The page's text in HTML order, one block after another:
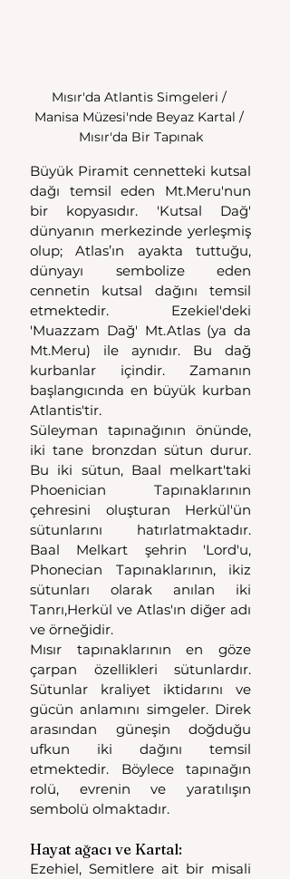
Mısır'da Atlantis Simgeleri /
Manisa Müzesi'nde Beyaz Kartal /
Mısır'da Bir Tapınak
Büyük Piramit cennetteki kutsal
dağı temsil eden Mt.Meru'nun
bir kopyasıdır. 'Kutsal Dağ'
dünyanın merkezinde yerleşmiş
olup; Atlas’ın ayakta tuttuğu,
dünyayı sembolize eden
cennetin kutsal dağını temsil
etmektedir. Ezekiel'deki
'Muazzam Dağ' Mt.Atlas (ya da
Mt.Meru) ile aynıdır. Bu dağ
kurbanlar içindir. Zamanın
başlangıcında en büyük kurban
Atlantis'tir.
Süleyman tapınağının önünde,
iki tane bronzdan sütun durur.
Bu iki sütun, Baal melkart'taki
Phoenician Tapınaklarının
çehresini oluşturan Herkül'ün
sütunlarını hatırlatmaktadır.
Baal Melkart şehrin 'Lord'u,
Phonecian Tapınaklarının, ikiz
sütunları olarak anılan iki
Tanrı,Herkül ve Atlas'ın diğer adı
ve örneğidir.
Mısır tapınaklarının en göze
çarpan özellikleri sütunlardır.
Sütunlar kraliyet iktidarını ve
gücün anlamını simgeler. Direk
arasından güneşin doğduğu
ufkun iki dağını temsil
etmektedir. Böylece tapınağın
rolü, evrenin ve yaratılışın
sembolü olmaktadır.
Hayat ağacı ve Kartal:
Ezehiel, Semitlere ait bir misali